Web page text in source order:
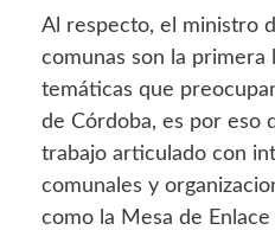
Al respecto, el ministro
comunas son la primera
temáticas que
de Córdoba, es por eso
trabajo articulado con
comunales y
como la Mesa de